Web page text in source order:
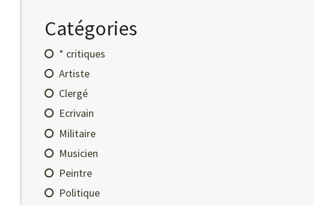
Catégories
* critiques
Artiste
Clergé
Ecrivain
Militaire
Musicien
Peintre
Politique